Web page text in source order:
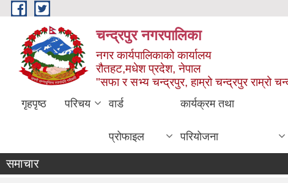
Skip to main content
चन्द्रपुर नगरपालिका
नगर कार्यपालिकाको कार्यालय
रौतहट,मधेश प्रदेश, नेपाल
"सफा र सभ्य चन्द्रपुर, हाम्रो चन्द्रपुर राम्रो
गृहपृष्ठ परिचय वार्ड
प्रोफाइल
कार्यक्रम तथा
परियोजना
समाचार